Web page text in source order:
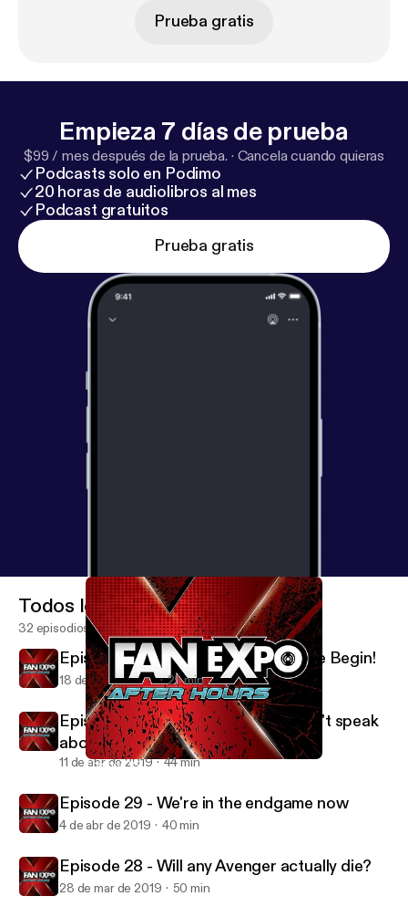
Prueba gratis
Empieza 7 días de prueba
$99 / mes después de la prueba. · Cancela cuando quieras
Podcasts solo en Podimo
20 horas de audiolibros al mes
Podcast gratuitos
Prueba gratis
Episode 29 - We're in the endgame now
Todos los episodios
32 episodios
Episode 31 - Let the Star Wars Hype Begin!
18 de abr de 2019 25 min
Episode 30 - The one where we don't speak
about the Avengers.
11 de abr de 2019 44 min
Episode 29 - We're in the endgame now
4 de abr de 2019 40 min
Episode 28 - Will any Avenger actually die?
28 de mar de 2019 50 min